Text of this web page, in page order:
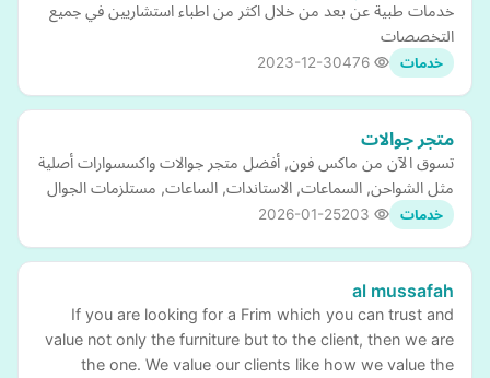
خدمات طبية عن بعد من خلال اكثر من اطباء استشاريين في جميع
التخصصات
خدمات 2023-12-30
متجر جوالات
تسوق الآن من ماكس فون, أفضل متجر جوالات واكسسوارات أصلية
مثل الشواحن, السماعات, الاستاندات, الساعات, مستلزمات الجوال
خدمات 2026-01-25
al mussafah
If you are looking for a Frim which you can trust and
value not only the furniture but to the client, then we are
the one. We value our clients like how we value the